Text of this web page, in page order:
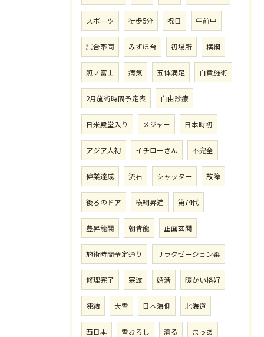
スポーツ 徒歩5分 祝日 午前中
試合帯同 みずほ台 初場所 横綱
照ノ富士 病気 五体満足 自費施術
2月施術時間予定表 自由診療
日米殿堂入り メジャー 日本時初
アジア人初 イチローさん 不完全
偉業達成 流石 シャッター 故障
後ろのドア 横綱昇進 第74代
豊昇龍関 朝青龍 正面玄関
施術時間予定通り リラクゼーション柔
修理完了 寒波 婚活 暖かい格好
凍結 大雪 日本海側 北海道
西日本 雪おろし 滑る まっあ